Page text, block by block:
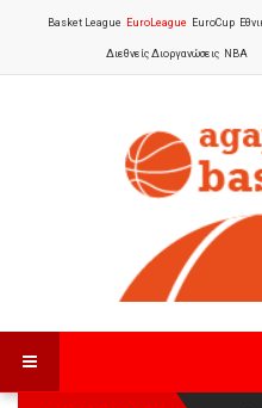
Basket League EuroLeague EuroCup
Διεθνείς Διοργανώσεις NBA